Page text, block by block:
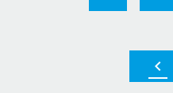
chevron_left